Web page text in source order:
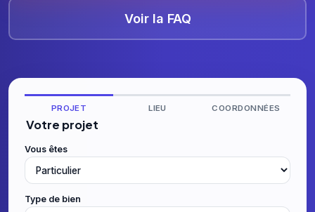
Voir la FAQ
PROJET LIEU COORDONNÉES
Votre projet
Vous êtes
Type de bien